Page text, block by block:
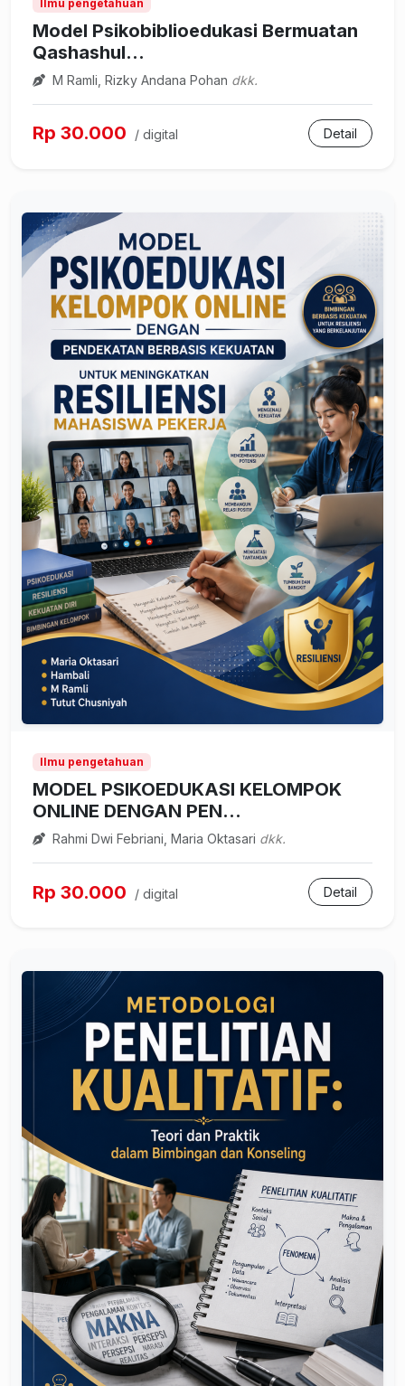
Ilmu pengetahuan
Model Psikobiblioedukasi Bermuatan
Qashashul...
M Ramli, Rizky Andana Pohan dkk.
Rp 30.000 / digital Detail
Ilmu pengetahuan
MODEL PSIKOEDUKASI KELOMPOK
ONLINE DENGAN PEN...
Rahmi Dwi Febriani, Maria Oktasari dkk.
Rp 30.000 / digital Detail